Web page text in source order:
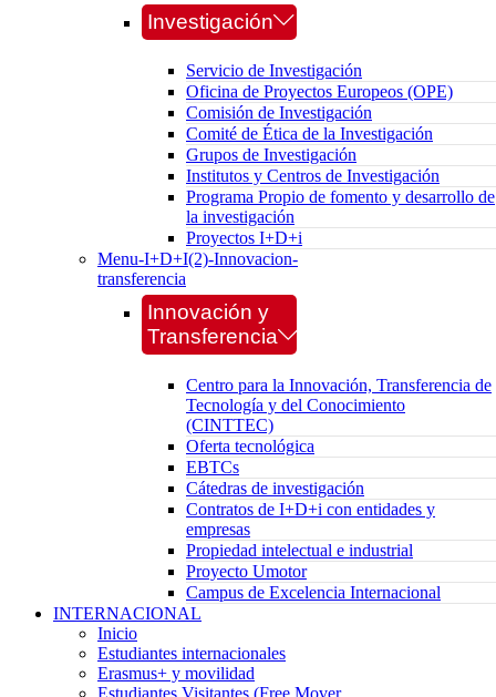
Investigación
Servicio de Investigación
Oficina de Proyectos Europeos (OPE)
Comisión de Investigación
Comité de Ética de la Investigación
Grupos de Investigación
Institutos y Centros de Investigación
Programa Propio de fomento y desarrollo de
la investigación
Proyectos I+D+i
Menu-I+D+I(2)-Innovacion-
transferencia
Innovación y
Transferencia
Centro para la Innovación, Transferencia de
Tecnología y del Conocimiento
(CINTTEC)
Oferta tecnológica
EBTCs
Cátedras de investigación
Contratos de I+D+i con entidades y
empresas
Propiedad intelectual e industrial
Proyecto Umotor
Campus de Excelencia Internacional
INTERNACIONAL
Inicio
Estudiantes internacionales
Erasmus+ y movilidad
Estudiantes Visitantes (Free Mover